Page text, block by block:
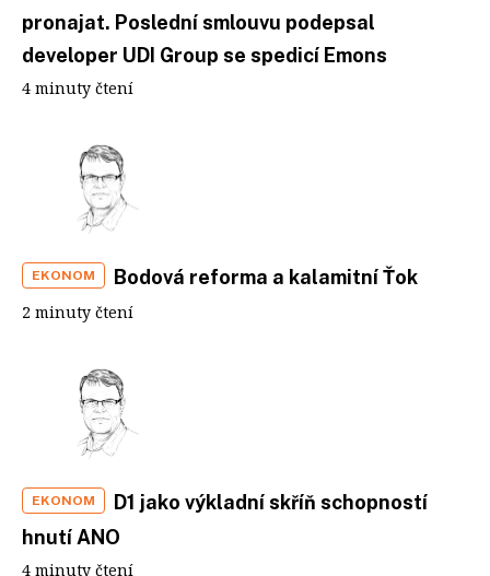
pronajat. Poslední smlouvu podepsal
developer UDI Group se spedicí Emons
4 minuty čtení
EKONOM Bodová reforma a kalamitní Ťok
2 minuty čtení
EKONOM
D1 jako výkladní skříň schopností
hnutí ANO
4 minuty čtení